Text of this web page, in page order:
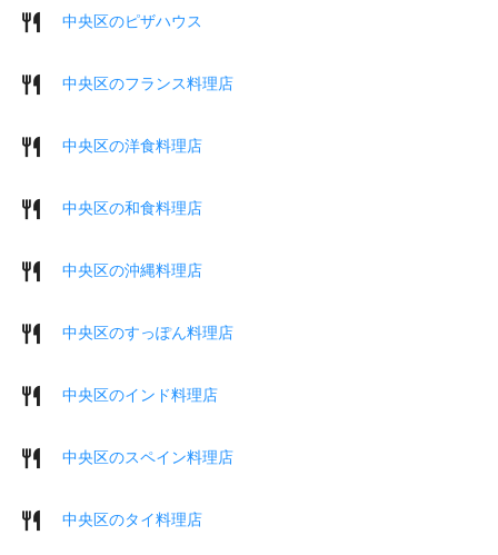
中央区のピザハウス
中央区のフランス料理店
中央区の洋食料理店
中央区の和食料理店
中央区の沖縄料理店
中央区のすっぽん料理店
中央区のインド料理店
中央区のスペイン料理店
中央区のタイ料理店